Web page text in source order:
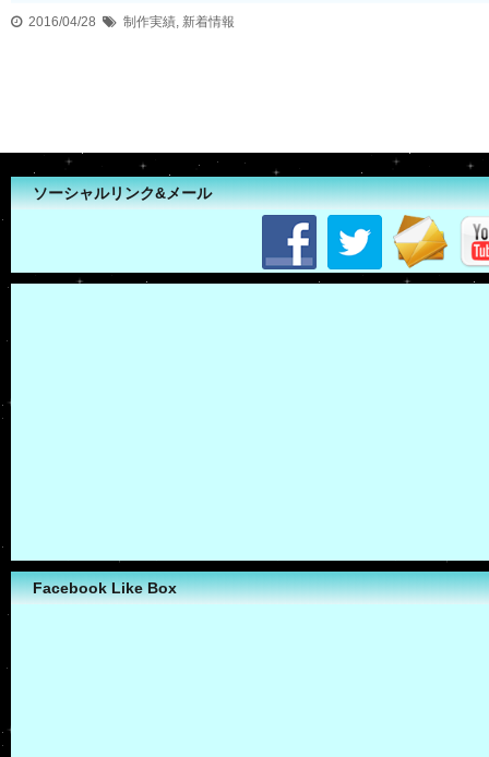
2016/04/28 制作実績, 新着情報
ソーシャルリンク&メール
Facebook Like Box